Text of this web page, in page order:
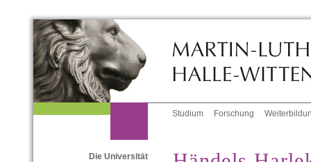
Studium Forschung
Die Universität